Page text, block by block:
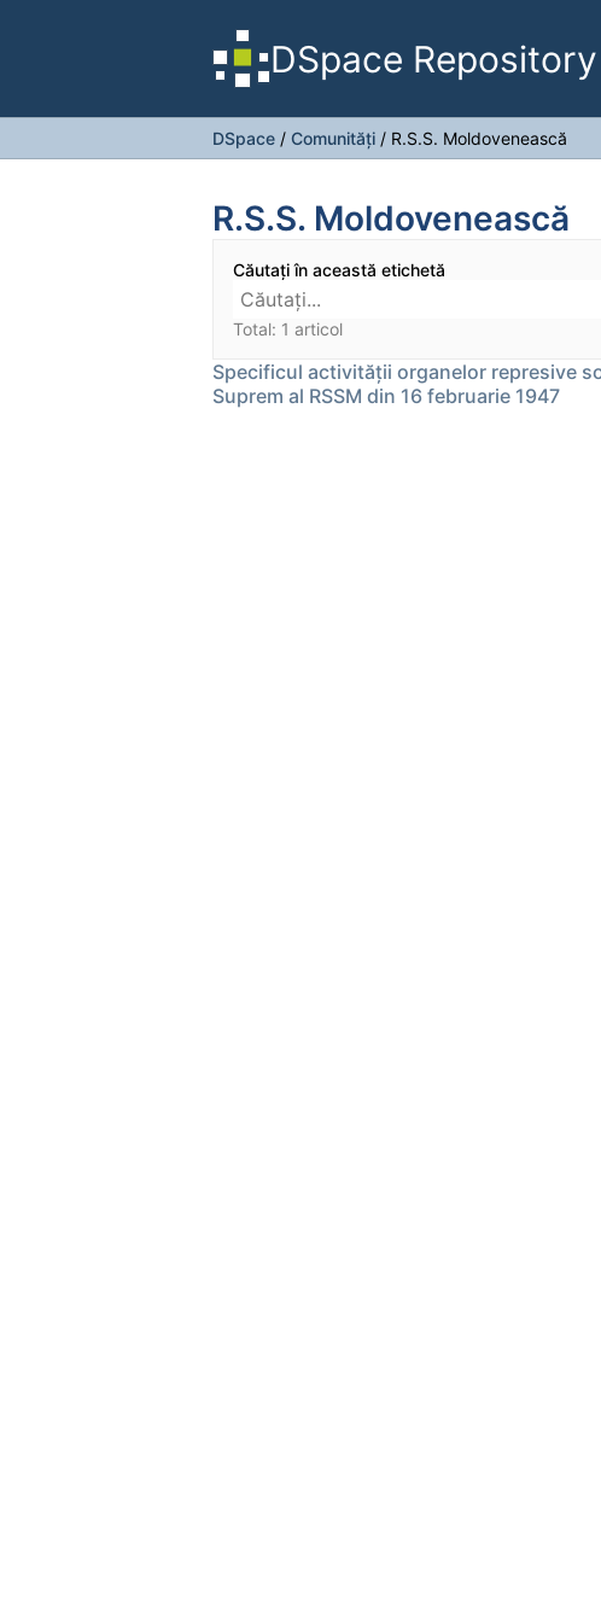
DSpace Repository
DSpace / Comunități / R.S.S. Moldovenească
R.S.S. Moldovenească
Căutați în această etichetă
Total: 1 articol
Specificul activității organelor represive
Suprem al RSSM din 16 februarie 1947